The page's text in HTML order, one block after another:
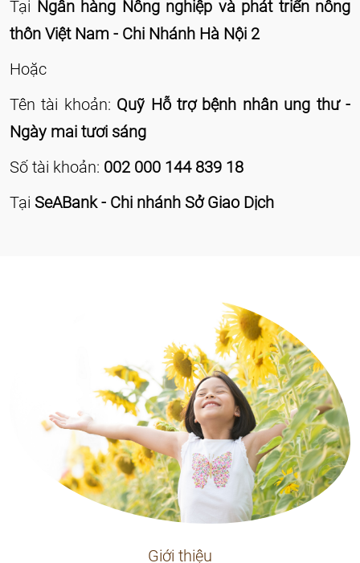
Tại Ngân hàng Nông nghiệp và phát triển nông
thôn Việt Nam - Chi Nhánh Hà Nội 2
Hoặc
Tên tài khoản: Quỹ Hỗ trợ bệnh nhân ung thư -
Ngày mai tươi sáng
Số tài khoản: 002 000 144 839 18
Tại SeABank - Chi nhánh Sở Giao Dịch
Giới thiệu